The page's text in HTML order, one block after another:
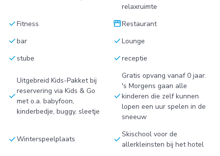
relaxruimte
checkFitness storefrontRestaurant
checkbar checkLounge
check stube checkreceptie
check
Uitgebreid Kids-Pakket bij
reservering via Kids & Go
met o.a. babyfoon,
kinderbedje, buggy, sleetje
check
Gratis opvang vanaf 0 jaar.
's Morgens gaan alle
kinderen die zelf kunnen
lopen een uur spelen in de
sneeuw
checkWinterspeelplaats checkSkischool voor de
allerkleinsten bij het hotel